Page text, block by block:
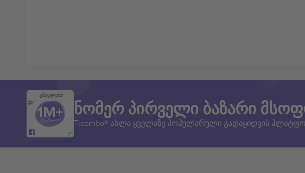
გმადლობთ!
ნომერ პირველი ბაზარი
Ticombo® ახლა ყველაზე პოპულარული გადაყიდვის